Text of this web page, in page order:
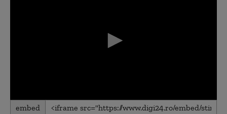
0
seconds
embed